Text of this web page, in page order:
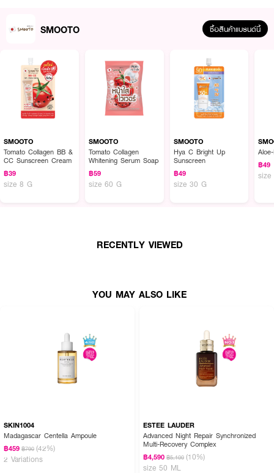
SMOOTO ซื้อสินค้าแบรนด์นี้
SMOOTO
Tomato Collagen BB &
CC Sunscreen Cream
฿39
size 8 G
SMOOTO
Tomato Collagen
Whitening Serum Soap
฿59
size 60 G
SMOOTO
Hya C Bright Up
Sunscreen
฿49
size 30 G
฿49
size
RECENTLY VIEWED
YOU MAY ALSO LIKE
SKIN1004
Madagascar Centella Ampoule
฿459 ฿790 (42%)
2 Variations
ESTEE LAUDER
Advanced Night Repair Synchronized
Multi-Recovery Complex
฿4,590 ฿5,100 (10%)
size 50 ML